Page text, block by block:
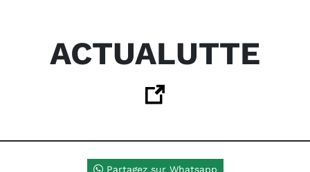
ACTUALUTTE
Partagez sur Whatsapp